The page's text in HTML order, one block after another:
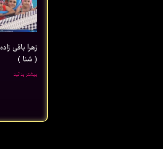
زهرا باقی ‌زاده
( شنا )
بیشتر بدانید